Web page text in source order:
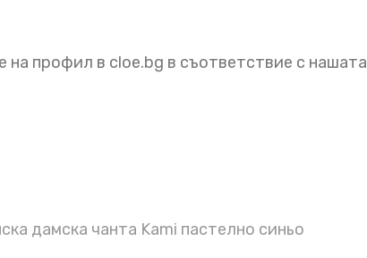
профил в cloe.bg в съответствие с нашата
дамска чанта Kami пастелно синьо